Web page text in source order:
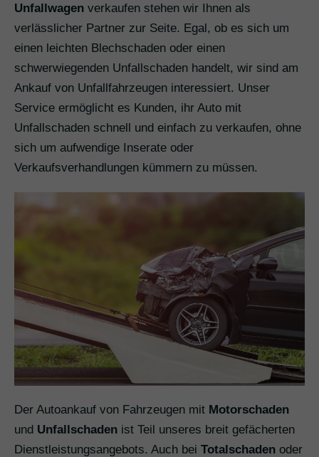
Unfallwagen verkaufen stehen wir Ihnen als
verlässlicher Partner zur Seite. Egal, ob es sich um
einen leichten Blechschaden oder einen
schwerwiegenden Unfallschaden handelt, wir sind am
Ankauf von Unfallfahrzeugen interessiert. Unser
Service ermöglicht es Kunden, ihr Auto mit
Unfallschaden schnell und einfach zu verkaufen, ohne
sich um aufwendige Inserate oder
Verkaufsverhandlungen kümmern zu müssen.
Der Autoankauf von Fahrzeugen mit Motorschaden
und Unfallschaden ist Teil unseres breit gefächerten
Dienstleistungsangebots. Auch bei Totalschaden oder